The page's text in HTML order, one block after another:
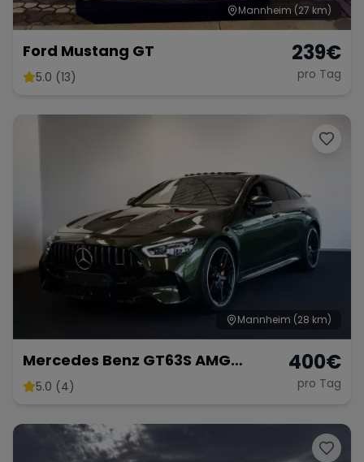
Mannheim (27 km)
Ford Mustang GT
5.0 (13)
239€
pro Tag
Mannheim (28 km)
Mercedes Benz GT63S AMG
FACELIFT
5.0 (4)
400€
pro Tag